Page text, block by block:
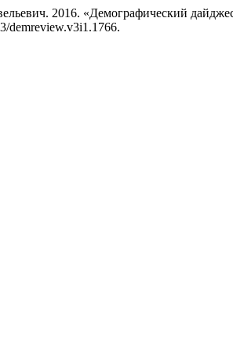
2016. «Демографический
demreview.v3i1.1766.